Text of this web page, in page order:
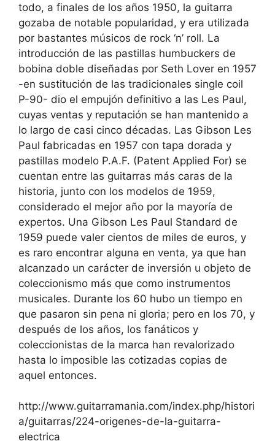
todo, a finales de los años 1950, la guitarra
gozaba de notable popularidad, y era utilizada
por bastantes músicos de rock ‘n’ roll. La
introducción de las pastillas humbuckers de
bobina doble diseñadas por Seth Lover en 1957
-en sustitución de las tradicionales single coil
P-90- dio el empujón definitivo a las Les Paul,
cuyas ventas y reputación se han mantenido a
lo largo de casi cinco décadas. Las Gibson Les
Paul fabricadas en 1957 con tapa dorada y
pastillas modelo P.A.F. (Patent Applied For) se
cuentan entre las guitarras más caras de la
historia, junto con los modelos de 1959,
considerado el mejor año por la mayoría de
expertos. Una Gibson Les Paul Standard de
1959 puede valer cientos de miles de euros, y
es raro encontrar alguna en venta, ya que han
alcanzado un carácter de inversión u objeto de
coleccionismo más que como instrumentos
musicales. Durante los 60 hubo un tiempo en
que pasaron sin pena ni gloria; pero en los 70, y
después de los años, los fanáticos y
coleccionistas de la marca han revalorizado
hasta lo imposible las cotizadas copias de
aquel entonces.
http://www.guitarramania.com/index.php/histori
a/guitarras/224-origenes-de-la-guitarra-
electrica